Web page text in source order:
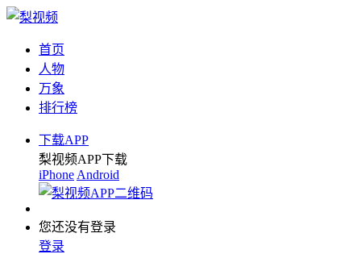
首页
人物
万象
排行榜
下载APP
梨视频APP下载
iPhone Android
您还没有登录
登录